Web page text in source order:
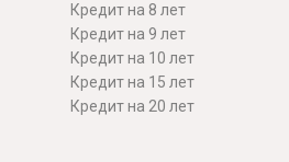
Кредит на 8 лет
Кредит на 9 лет
Кредит на 10 лет
Кредит на 15 лет
Кредит на 20 лет